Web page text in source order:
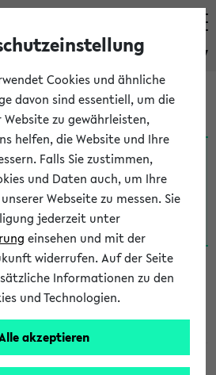
eKVV
sich nach dem23.07.2026
haben:
Cookies und ähnliche
davon sind essentiell, um die
zu gewährleisten,
helfen, die Website und Ihre
Falls Sie zustimmen,
und Daten auch, um Ihre
Webseite zu messen. Sie
jederzeit unter
einsehen und mit der
widerrufen. Auf der Seite
Informationen zu den
und Technologien.
akzeptieren